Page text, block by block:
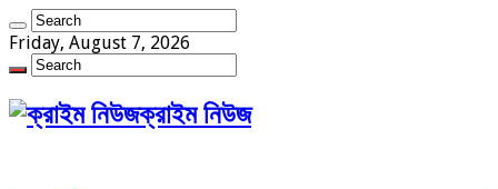
Friday, August 7, 2026
ক্রাইম নিউজ